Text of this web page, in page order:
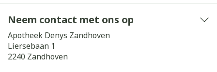
Neem contact met ons op
Apotheek Denys Zandhoven
Liersebaan 1
2240 Zandhoven